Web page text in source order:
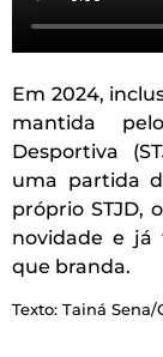
Em 2024,
mantida
Desportiva
uma partida
próprio STJD,
novidade e já
que branda.
Texto: Tainá